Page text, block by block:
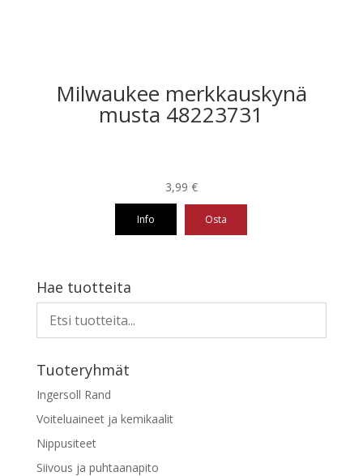
Milwaukee merkkauskynä
musta 48223731
3,99 €
Info Osta
Hae tuotteita
Tuoteryhmät
Ingersoll Rand
Voiteluaineet ja kemikaalit
Nippusiteet
Siivous ja puhtaanapito